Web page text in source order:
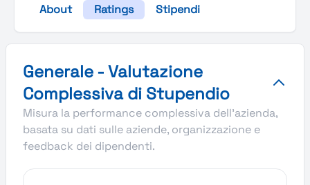
About Ratings Stipendi
Generale - Valutazione
Complessiva di Stupendio
Misura la performance complessiva dell'azienda,
basata su dati sulle aziende, organizzazione e
feedback dei dipendenti.